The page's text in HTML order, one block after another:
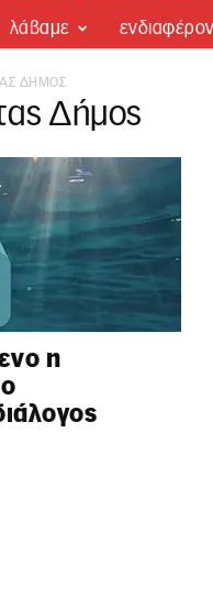
λάβαμε
ΔΉΜΟΣ
Δήμος
η